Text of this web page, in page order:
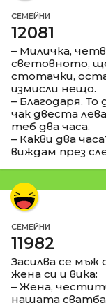
СЕМЕЙНИ
12081
– Миличка,
световното,
стотачки,
измисли нещо.
– Благодаря.
чак двеста
теб два часа.
– Какви два
виждам през
СЕМЕЙНИ
11982
Засилва се мъж
жена си и вика:
– Жена,
нашата